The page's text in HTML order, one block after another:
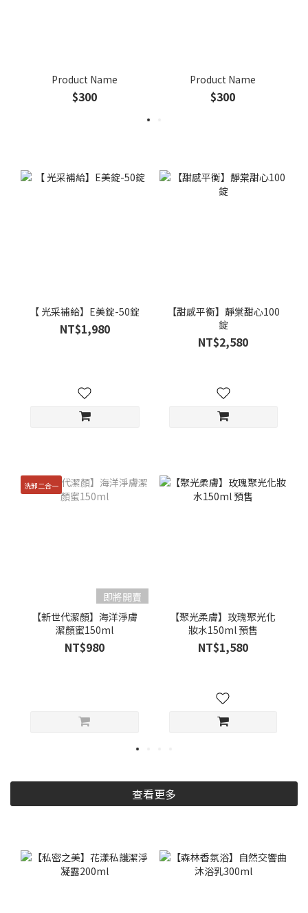
Product Name
$300
Product Name
$300
【 光采補給】E美錠-50錠
NT$1,980
【甜感平衡】靜棠甜心100
錠
NT$2,580
洗卸二合一
即將開賣
【新世代潔顏】海洋淨膚
潔顏蜜150ml
NT$980
【聚光柔膚】玫瑰聚光化
妝水150ml 預售
NT$1,580
查看更多